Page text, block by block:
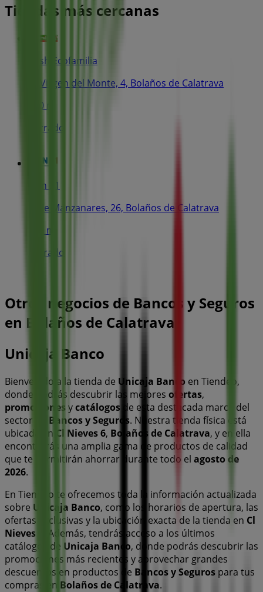
Tiendas más cercanas
Cash Ecofamilia
C/ Virgen del Monte, 4, Bolaños de Calatrava
250 m
Cerrado
Tien 21
Calle Manzanares, 26, Bolaños de Calatrava
305 m
Cerrado
Otros negocios de Bancos y Seguros
en Bolaños de Calatrava
Unicaja Banco
Bienvenido a la tienda de Unicaja Banco en Tiendeo,
donde podrás descubrir las mejores ofertas,
promociones ycatálogos de esta destacada marca del
sector de Bancos y Seguros. Nuestra tienda física está
ubicada en Cl Nieves 6, Bolaños de Calatrava, y en ella
encontrarás una amplia gama de productos de calidad
que te permitirán ahorrar durante todo el agosto de
2026.
En Tiendeo te ofrecemos toda la información actualizada
sobre Unicaja Banco, como los horarios de apertura, las
ofertas exclusivas y la ubicación exacta de la tienda en Cl
Nieves 6
. Además, tendrás acceso a los últimos
catálogos de Unicaja Banco, donde podrás descubrir las
promociones más recientes y aprovechar grandes
descuentos en productos de Bancos y Seguros para tus
compras en Bolaños de Calatrava.